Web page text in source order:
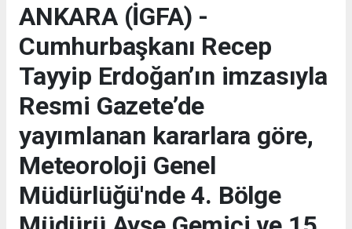
ANKARA (İGFA) -
Cumhurbaşkanı Recep
Tayyip Erdoğan’ın imzasıyla
Resmi Gazete’de
yayımlanan kararlara göre,
Meteoroloji Genel
Müdürlüğü'nde 4. Bölge